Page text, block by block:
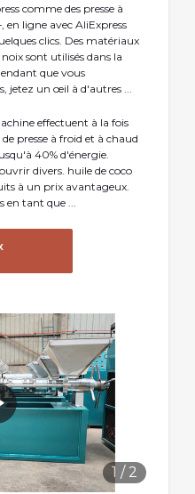
comme des presse à
en ligne avec AliExpress
clics. Des matériaux
sont utilisés dans la
que vous
jetez un œil à d'autres ...
effectuent à la fois
presse à froid et à chaud
40% d'énergie.
divers. huile de coco
à un prix avantageux.
en tant que ...
1 / 2